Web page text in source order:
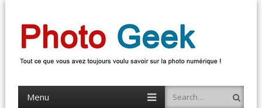
Photo Geek
Menu Search